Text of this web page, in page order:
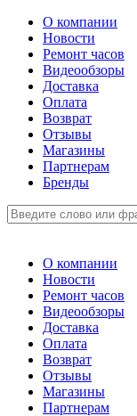
О компании
Новости
Ремонт часов
Видеообзоры
Доставка
Оплата
Возврат
Отзывы
Магазины
Партнерам
Бренды
О компании
Новости
Ремонт часов
Видеообзоры
Доставка
Оплата
Возврат
Отзывы
Магазины
Партнерам